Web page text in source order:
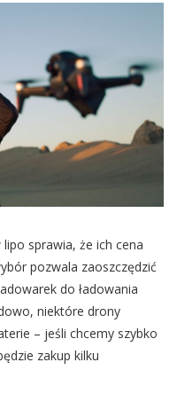
sprawia, że ich cena
pozwala zaoszczędzić
do ładowania
niektóre drony
– jeśli chcemy szybko
zakup kilku